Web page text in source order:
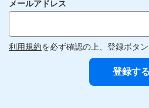
メールアドレス
利用規約を必ず確認の上、登録ボタン